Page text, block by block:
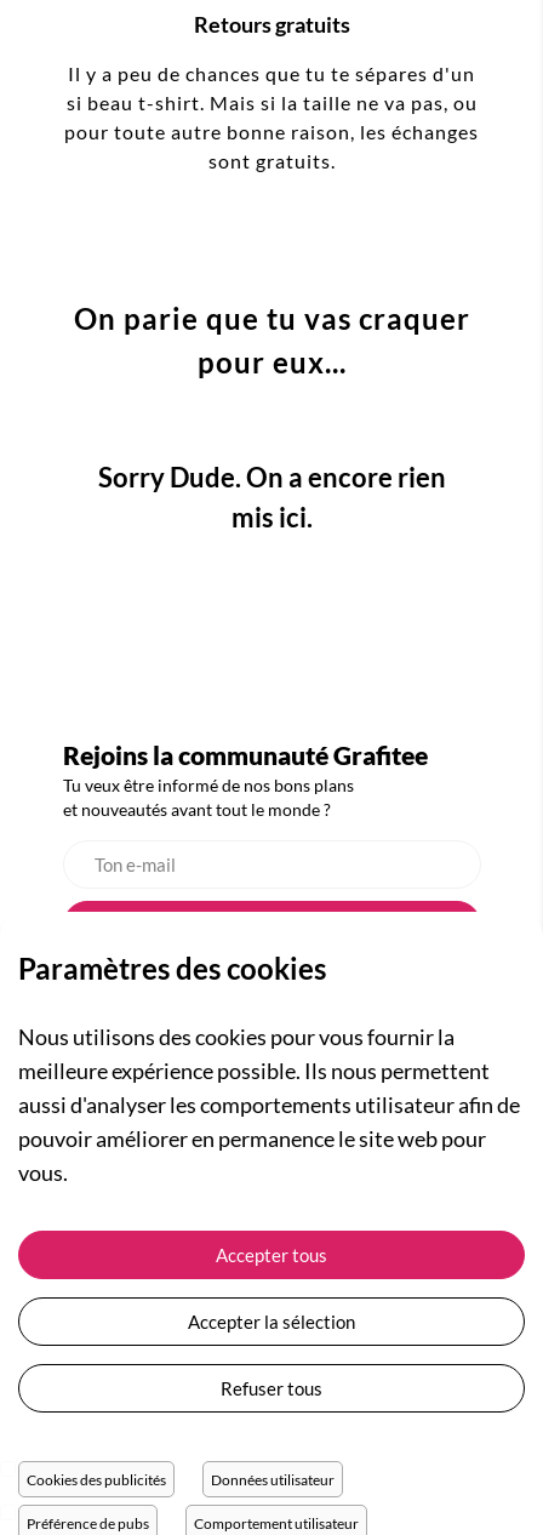
Retours gratuits
Il y a peu de chances que tu te sépares d'un
si beau t-shirt. Mais si la taille ne va pas, ou
pour toute autre bonne raison, les échanges
sont gratuits.
On parie que tu vas craquer
pour eux...
Sorry Dude. On a encore rien
mis ici.
Rejoins la communauté Grafitee
Tu veux être informé de nos bons plans
et nouveautés avant tout le monde ?
A PROPOS
Qui sommes-nous ?
Actualités
Nos engagements
Plan du site
Devenir revendeur
NOS RUBRIQUES
Collection Femme
Collection Enfants
Les Totebags
Nos différents thèmes
ASSISTANCE
Suivre ma commande
Expédition et livraison
Retour et remboursement
Moyens de paiement
Questions / Réponses
Conditions générales de vente
Protection des données personnelles
Réglage des cookies
Paramètres des cookies
Nous utilisons des cookies pour vous fournir la
meilleure expérience possible. Ils nous permettent
aussi d'analyser les comportements utilisateur afin de
pouvoir améliorer en permanence le site web pour
vous.
Accepter tous
Accepter la sélection
Refuser tous
Cookies des publicités Données utilisateur
Préférence de pubs Comportement utilisateur